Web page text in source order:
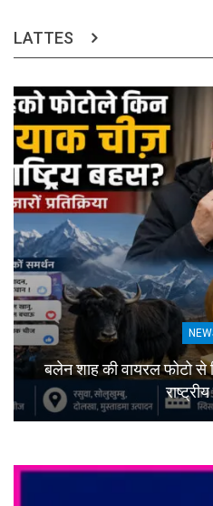
LATTES
बलेन शाह की वायरल फोटो से